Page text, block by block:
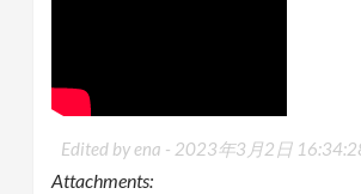
Edited by ena - 2023年3月2日
Attachments: